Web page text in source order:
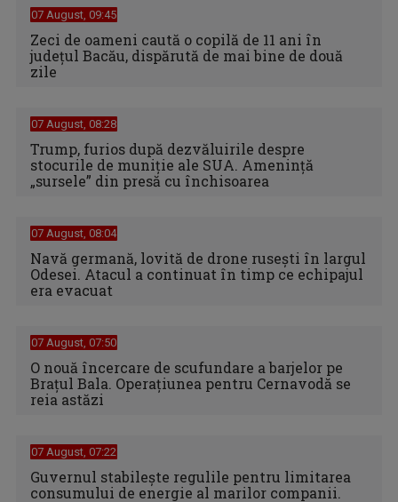
07 August, 09:45
Zeci de oameni caută o copilă de 11 ani în
judeţul Bacău, dispărută de mai bine de două
zile
07 August, 08:28
Trump, furios după dezvăluirile despre
stocurile de muniție ale SUA. Amenință
„sursele” din presă cu închisoarea
07 August, 08:04
Navă germană, lovită de drone rusești în largul
Odesei. Atacul a continuat în timp ce echipajul
era evacuat
07 August, 07:50
O nouă încercare de scufundare a barjelor pe
Brațul Bala. Operațiunea pentru Cernavodă se
reia astăzi
07 August, 07:22
Guvernul stabilește regulile pentru limitarea
consumului de energie al marilor companii.